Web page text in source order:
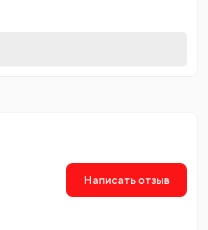
Написать отзыв